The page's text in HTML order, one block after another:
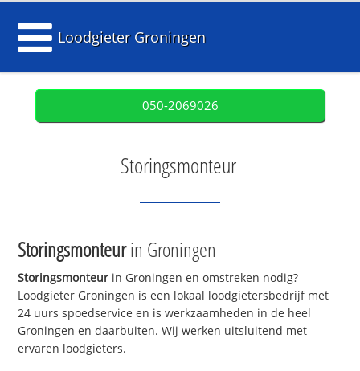
Loodgieter Groningen
050-2069026
Storingsmonteur
Storingsmonteurin Groningen
Storingsmonteur in Groningen en omstreken nodig?
Loodgieter Groningen is een lokaal loodgietersbedrijf met
24 uurs spoedservice en is werkzaamheden in de heel
Groningen en daarbuiten. Wij werken uitsluitend met
ervaren loodgieters.